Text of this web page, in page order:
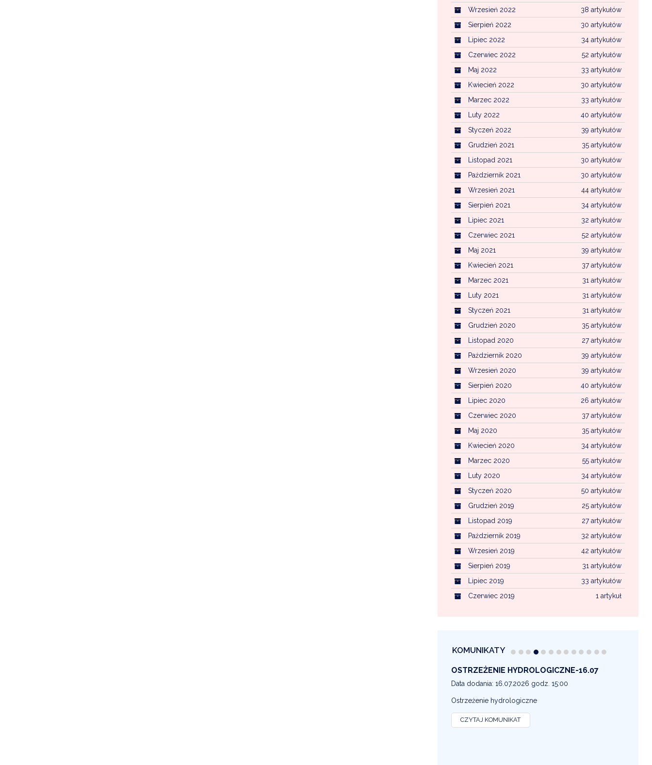
38 artykułów
Wrzesień 2022
30 artykułów
Sierpień 2022
34 artykułów
Lipiec 2022
52 artykułów
Czerwiec 2022
33 artykułów
Maj 2022
30 artykułów
Kwiecień 2022
33 artykułów
Marzec 2022
40 artykułów
Luty 2022
39 artykułów
Styczeń 2022
35 artykułów
Grudzień 2021
30 artykułów
Listopad 2021
30 artykułów
Październik 2021
44 artykułów
Wrzesień 2021
34 artykułów
Sierpień 2021
32 artykułów
Lipiec 2021
52 artykułów
Czerwiec 2021
39 artykułów
Maj 2021
37 artykułów
Kwiecień 2021
31 artykułów
Marzec 2021
31 artykułów
Luty 2021
31 artykułów
Styczeń 2021
35 artykułów
Grudzień 2020
27 artykułów
Listopad 2020
39 artykułów
Październik 2020
39 artykułów
Wrzesień 2020
40 artykułów
Sierpień 2020
26 artykułów
Lipiec 2020
37 artykułów
Czerwiec 2020
35 artykułów
Maj 2020
34 artykułów
Kwiecień 2020
55 artykułów
Marzec 2020
34 artykułów
Luty 2020
50 artykułów
Styczeń 2020
25 artykułów
Grudzień 2019
27 artykułów
Listopad 2019
32 artykułów
Październik 2019
42 artykułów
Wrzesień 2019
31 artykułów
Sierpień 2019
33 artykułów
Lipiec 2019
1 artykuł
Czerwiec 2019
KOMUNIKATY
OSTRZEŻENIE METEOROLOGICZNE 16-07
Data dodania: 16.07.2026 godz. 14:30
OSTRZEŻENIE METEOROLOGICZNE
CZYTAJ KOMUNIKAT